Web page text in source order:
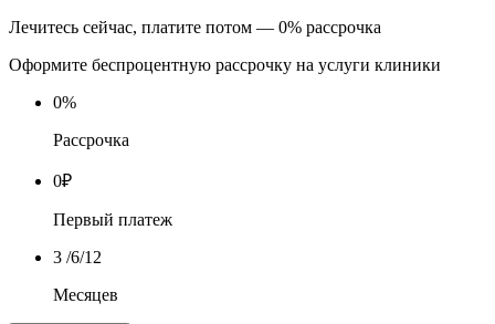
Лечитесь сейчас, платите потом — 0% рассрочка
Оформите беспроцентную рассрочку на услуги клиники
0%
Рассрочка
0₽
Первый платеж
3 /6/12
Месяцев